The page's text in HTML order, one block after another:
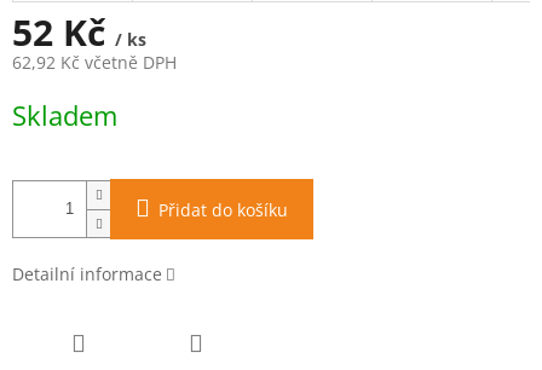
52 Kč / ks
62,92 Kč včetně DPH
cena:
Skladem
Přidat do košíku
Detailní informace